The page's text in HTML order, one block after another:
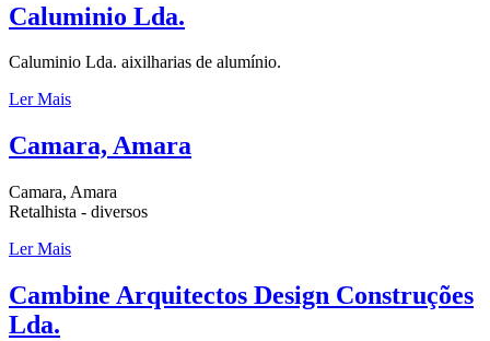
Caluminio Lda.
Caluminio Lda. aixilharias de alumínio.
Ler Mais
Camara, Amara
Camara, Amara
Retalhista - diversos
Ler Mais
Cambine Arquitectos Design Construções
Lda.